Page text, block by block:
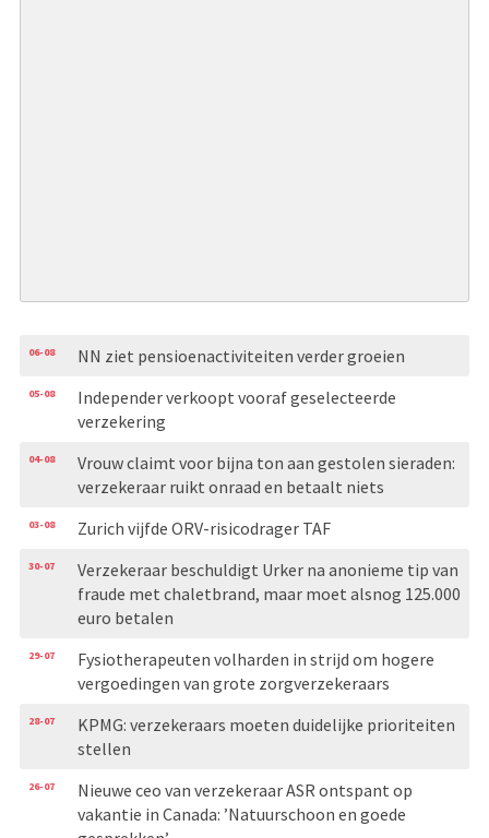
06-08 NN ziet pensioenactiviteiten verder groeien
05-08
Independer verkoopt vooraf geselecteerde
verzekering
04-08
Vrouw claimt voor bijna ton aan gestolen sieraden:
verzekeraar ruikt onraad en betaalt niets
03-08 Zurich vijfde ORV-risicodrager TAF
30-07
Verzekeraar beschuldigt Urker na anonieme tip van
fraude met chaletbrand, maar moet alsnog 125.000
euro betalen
29-07
Fysiotherapeuten volharden in strijd om hogere
vergoedingen van grote zorgverzekeraars
28-07
KPMG: verzekeraars moeten duidelijke prioriteiten
stellen
26-07
Nieuwe ceo van verzekeraar ASR ontspant op
vakantie in Canada: ’Natuurschoon en goede